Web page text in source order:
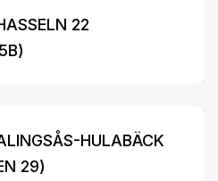
22
HULABÄCK
29)